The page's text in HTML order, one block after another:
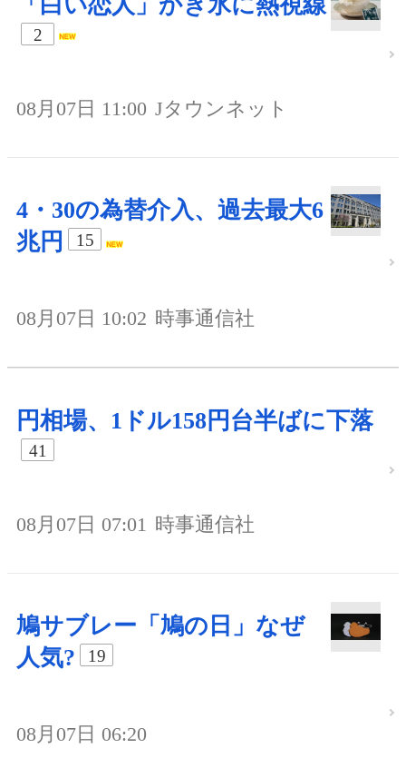
「白い恋人」かき氷に熱視線
2
08月07日 11:00 Jタウンネット
4・30の為替介入、過去最大6
兆円
15
08月07日 10:02 時事通信社
円相場、1ドル158円台半ばに下落
41
08月07日 07:01 時事通信社
鳩サブレー「鳩の日」なぜ
人気?
19
08月07日 06:20